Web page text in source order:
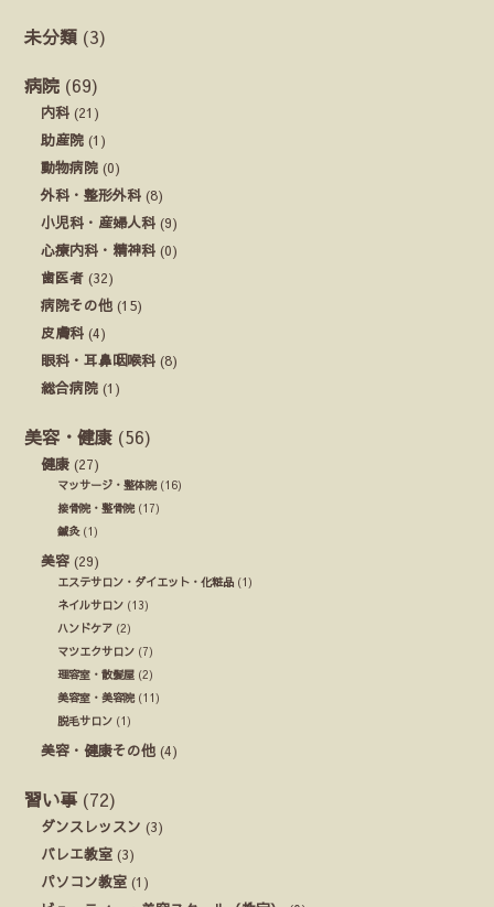
未分類 (3)
病院 (69)
内科 (21)
助産院 (1)
動物病院 (0)
外科・整形外科 (8)
小児科・産婦人科 (9)
心療内科・精神科 (0)
歯医者 (32)
病院その他 (15)
皮膚科 (4)
眼科・耳鼻咽喉科 (8)
総合病院 (1)
美容・健康 (56)
健康 (27)
マッサージ・整体院(16)
接骨院・整骨院(17)
鍼灸(1)
美容 (29)
エステサロン・ダイエット・化粧品 (1)
ネイルサロン (13)
ハンドケア (2)
マツエクサロン (7)
理容室・散髪屋 (2)
美容室・美容院(11)
脱毛サロン (1)
美容・健康その他 (4)
習い事 (72)
ダンスレッスン (3)
バレエ教室 (3)
パソコン教室 (1)